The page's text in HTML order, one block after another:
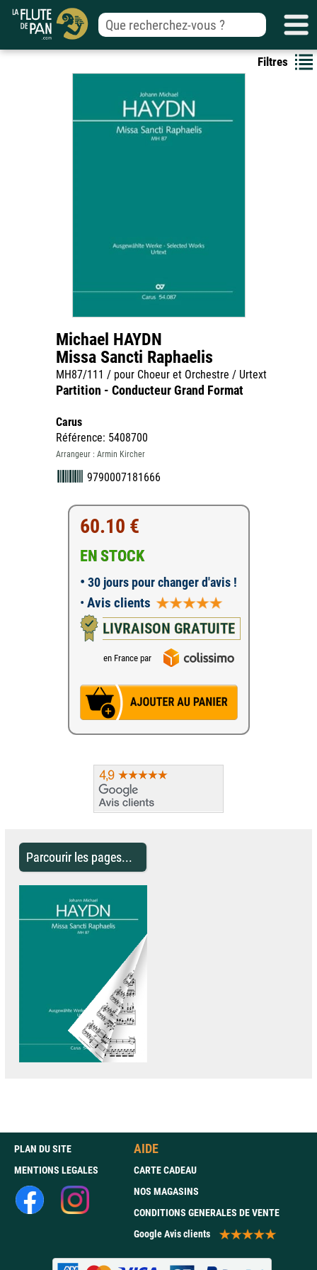
Filtres
Michael HAYDN
Missa Sancti Raphaelis
MH87/111 / pour Choeur et Orchestre / Urtext
Partition - Conducteur Grand Format
Carus
Référence: 5408700
Arrangeur : Armin Kircher
9790007181666
60.10 €
EN STOCK
• 30 jours pour changer d'avis !
• Avis clients
LIVRAISON GRATUITE
en France par
Parcourir les pages...
PLAN DU SITE
MENTIONS LEGALES
AIDE
CARTE CADEAU
NOS MAGASINS
CONDITIONS GENERALES DE VENTE
Google Avis clients